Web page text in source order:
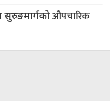
सुरुङमार्गकोऔपचारिक